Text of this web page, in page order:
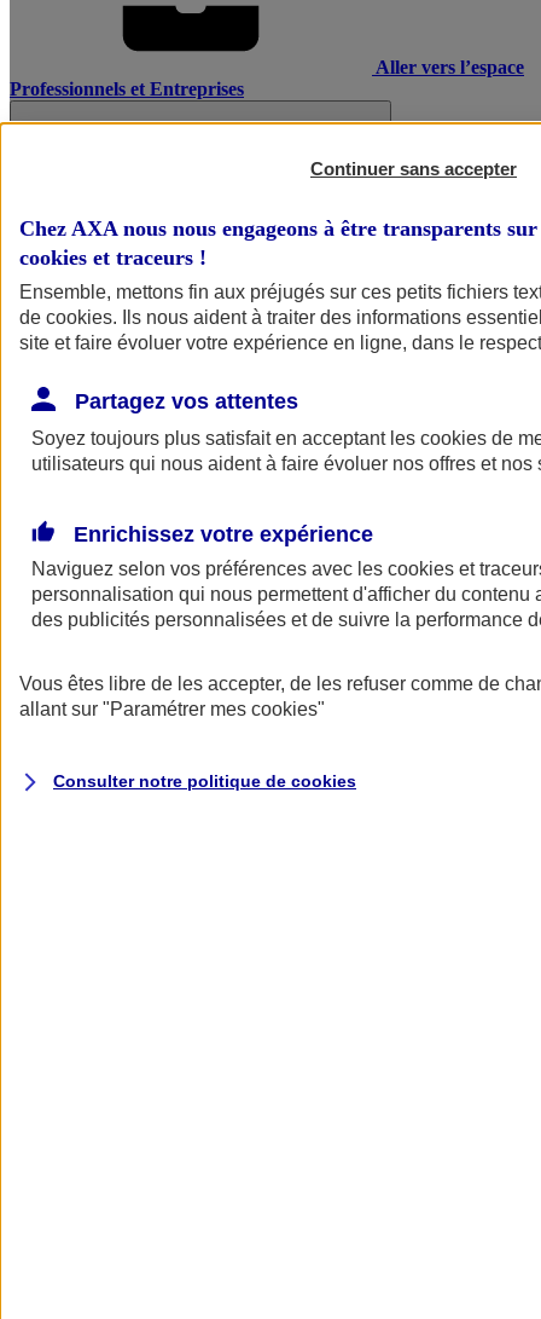
Aller vers l’espace
Professionnels et Entreprises
AXA Assurance
Continuer sans accepter
Chez AXA nous nous engageons à être transparents
cookies et traceurs !
Ensemble, mettons fin aux préjugés sur ces petits fichiers
de cookies. Ils nous aident à traiter des informations
site et faire évoluer votre expérience en ligne, dans le
Partagez vos attentes
Soyez toujours plus satisfait en acceptant les cookies de
utilisateurs qui nous aident à faire évoluer nos offres et nos
Enrichissez votre expérience
Naviguez selon vos préférences avec les cookies et
personnalisation qui nous permettent d'afficher du contenu
des publicités personnalisées et de suivre la performance
Vous êtes libre de les accepter, de les refuser comme de
allant sur "Paramétrer mes cookies"
Consulter notre politique de cookies